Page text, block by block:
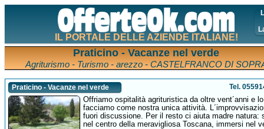
IL PORTALE DELLE AZIENDE ITALIANE!
Praticino - Vacanze nel verde
Agriturismo - Turismo - arezzo - CASTELFRANCO DI
Praticino - Vacanze nel verde Tel.
Offriamo ospitalità agrituristica da oltre vent´anni e lo
facciamo come nostra unica attività.
fuori discussione. Per il resto ci aiuta madre natura:
nel centro della meravigliosa Toscana, immersi nel